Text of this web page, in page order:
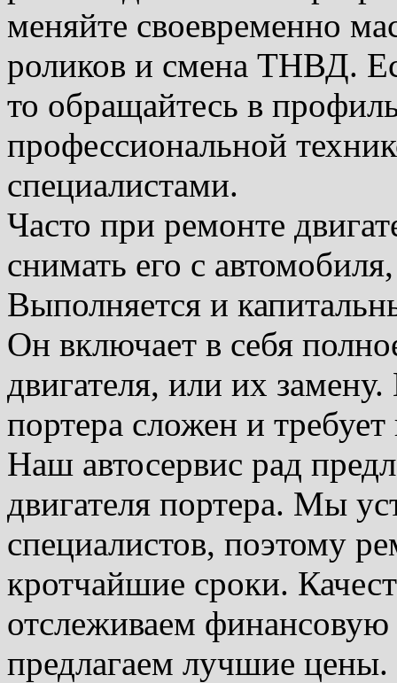
меняйте своевременно
роликов и смена ТНВД.
то обращайтесь в
профессиональной
специалистами.
Часто при ремонте
снимать его с
Выполняется и
Он включает в себя
двигателя, или их
портера сложен и
Наш автосервис рад
двигателя портера. Мы
специалистов, поэтому
кротчайшие сроки.
отслеживаем
предлагаем лучшие цены.